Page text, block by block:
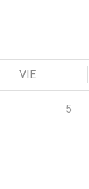
VIE
5